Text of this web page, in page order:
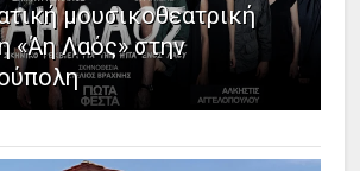
μουσικοθεατρική
«Άη Λαός» στην